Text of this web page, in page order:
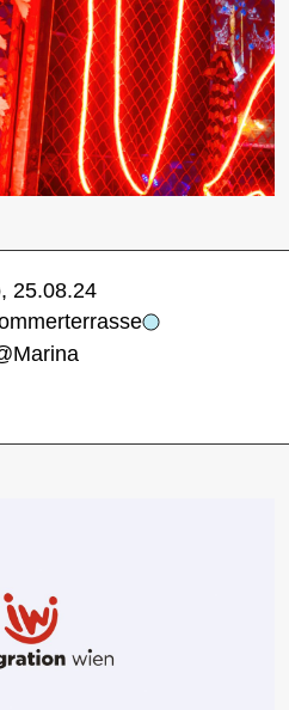
25.08.24
Marina